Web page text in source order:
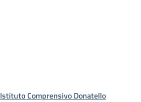
Istituto Comprensivo Donatello